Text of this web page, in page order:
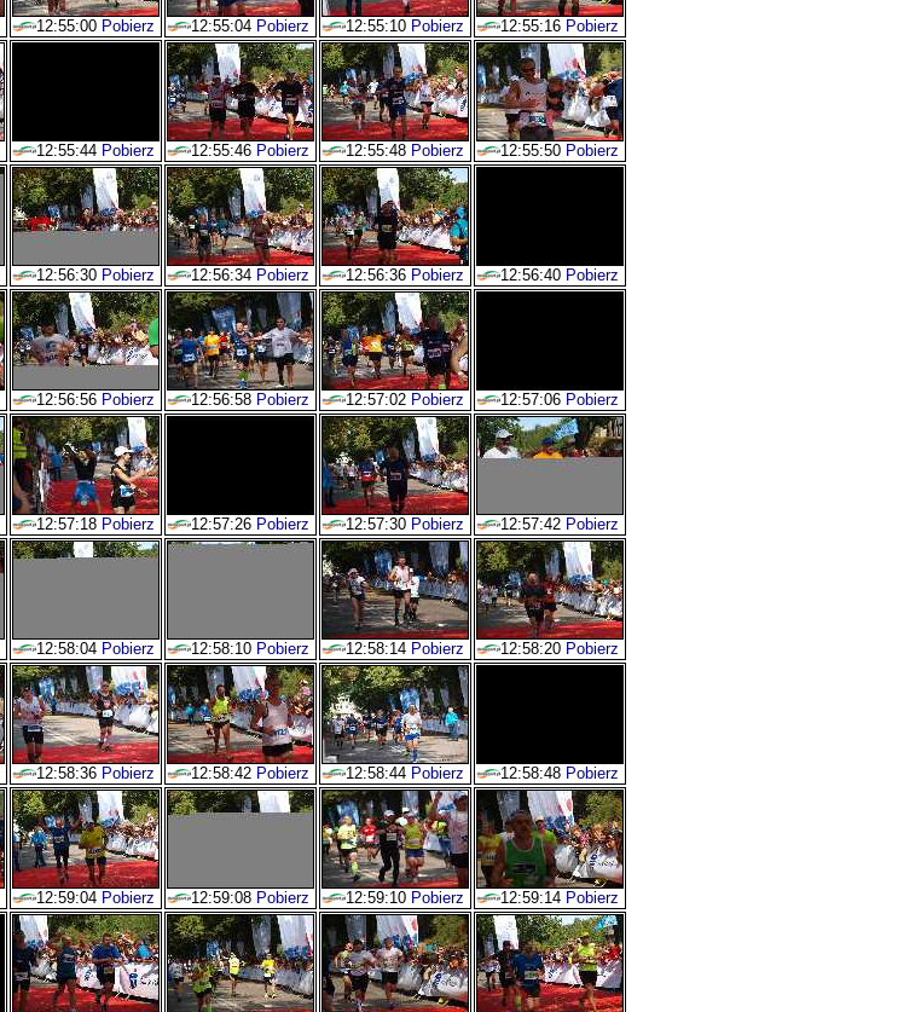
12:55:00 Pobierz 12:55:04 Pobierz 12:55:10 Pobierz 12:55:16 Pobierz
12:55:44 Pobierz 12:55:46 Pobierz 12:55:48 Pobierz 12:55:50 Pobierz
12:56:30 Pobierz 12:56:34 Pobierz 12:56:36 Pobierz 12:56:40 Pobierz
12:56:56 Pobierz 12:56:58 Pobierz 12:57:02 Pobierz 12:57:06 Pobierz
12:57:18 Pobierz 12:57:26 Pobierz 12:57:30 Pobierz 12:57:42 Pobierz
12:58:04 Pobierz 12:58:10 Pobierz 12:58:14 Pobierz 12:58:20 Pobierz
12:58:36 Pobierz 12:58:42 Pobierz 12:58:44 Pobierz 12:58:48 Pobierz
12:59:04 Pobierz 12:59:08 Pobierz 12:59:10 Pobierz 12:59:14 Pobierz